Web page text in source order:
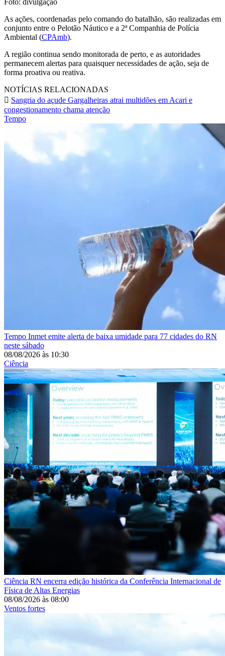
As ações, coordenadas pelo comando do batalhão, são realizadas em
conjunto entre o Pelotão Náutico e a 2ª Companhia de Polícia
Ambiental (CPAmb).
A região continua sendo monitorada de perto, e as autoridades
permanecem alertas para quaisquer necessidades de ação, seja de
forma proativa ou reativa.
NOTÍCIAS RELACIONADAS
Sangria do açude Gargalheiras atrai multidões em Acari e
congestionamento chama atenção
Tempo
Tempo Inmet emite alerta de baixa umidade para 77 cidades do RN
neste sábado
08/08/2026 às 10:30
Ciência
Ciência RN encerra edição histórica da Conferência Internacional de
Física de Altas Energias
08/08/2026 às 08:00
Ventos fortes